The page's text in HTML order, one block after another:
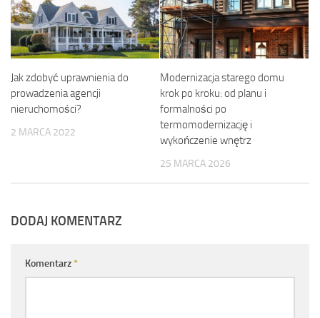
Jak zdobyć uprawnienia do
prowadzenia agencji
nieruchomości?
2 MARCA 2022
Modernizacja starego domu
krok po kroku: od planu i
formalności po
termomodernizację i
wykończenie wnętrz
25 MARCA 2026
DODAJ KOMENTARZ
Komentarz*